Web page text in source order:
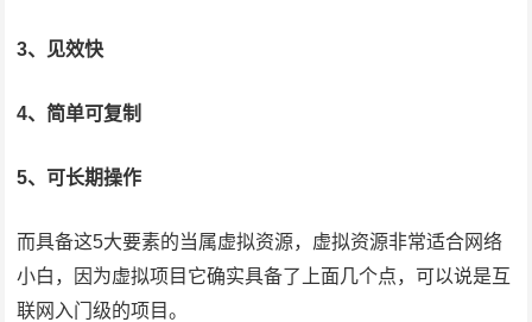
3、见效快
4、简单可复制
5、可长期操作
而具备这5大要素的当属虚拟资源，虚拟资源非常适合网络
小白，因为虚拟项目它确实具备了上面几个点，可以说是互
联网入门级的项目。